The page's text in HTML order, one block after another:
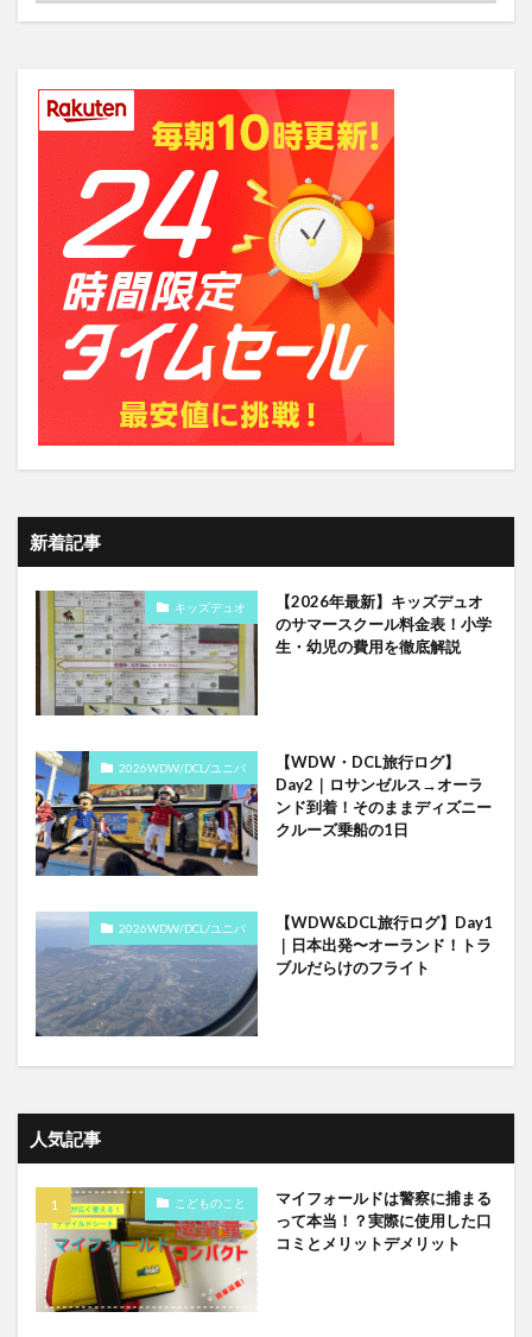
新着記事
キッズデュオ
【2026年最新】キッズデュオ
のサマースクール料金表！小学
生・幼児の費用を徹底解説
2026WDW/DCL/ユニバ
【WDW・DCL旅行ログ】
Day2｜ロサンゼルス→オーラ
ンド到着！そのままディズニー
クルーズ乗船の1日
2026WDW/DCL/ユニバ
【WDW&DCL旅行ログ】Day1
｜日本出発〜オーランド！トラ
ブルだらけのフライト
人気記事
こどものこと
マイフォールドは警察に捕まる
って本当！？実際に使用した口
コミとメリットデメリット